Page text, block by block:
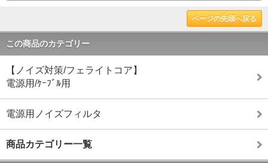
ページの先頭へ戻る
この商品のカテゴリー
【ノイズ対策/フェライトコア】
電源用/ｹｰﾌﾞﾙ用
電源用ノイズフィルタ
商品カテゴリー一覧